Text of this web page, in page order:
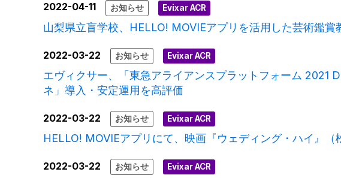
2022-04-11 お知らせ Evixar ACR
山梨県立盲学校、HELLO! MOVIEアプリを活用した芸術鑑
2022-03-22 お知らせ Evixar ACR
エヴィクサー、「東急アライアンスプラットフォーム 2021
ネ」導入・安定運用を高評価
2022-03-22 お知らせ Evixar ACR
HELLO! MOVIEアプリにて、映画『ウェディング・ハイ』
2022-03-22 お知らせ Evixar ACR